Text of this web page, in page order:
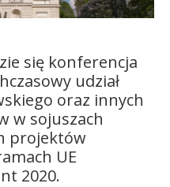
się konferencja
udział
oraz innych
w sojuszach
projektów
UE
2020.